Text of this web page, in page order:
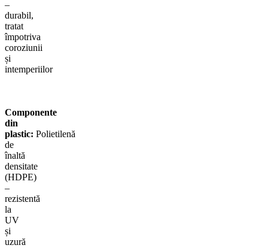
–
durabil,
tratat
împotriva
coroziunii
și
intemperiilor
Componente
din
plastic: Polietilenă
de
înaltă
densitate
(HDPE)
–
rezistentă
la
UV
și
uzură